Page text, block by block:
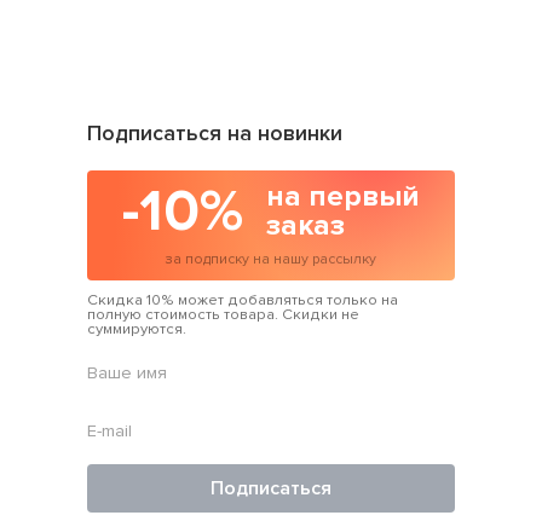
Подписаться на новинки
-10%
на первый
заказ
за подписку на нашу рассылку
Скидка 10% может добавляться только на
полную стоимость товара. Скидки не
суммируются.
Подписаться